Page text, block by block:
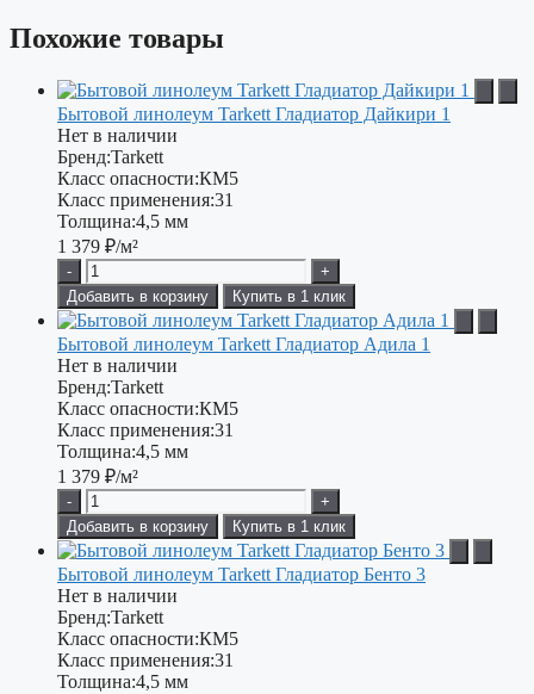
Похожие товары
Бытовой линолеум Tarkett Гладиатор Дайкири 1
Нет в наличии
Бренд:Tarkett
Класс опасности:КМ5
Класс применения:31
Толщина:4,5 мм
1 379 ₽/м²
-
+
Добавить в корзину
Купить в 1 клик
Бытовой линолеум Tarkett Гладиатор Адила 1
Нет в наличии
Бренд:Tarkett
Класс опасности:КМ5
Класс применения:31
Толщина:4,5 мм
1 379 ₽/м²
-
+
Добавить в корзину
Купить в 1 клик
Бытовой линолеум Tarkett Гладиатор Бенто 3
Нет в наличии
Бренд:Tarkett
Класс опасности:КМ5
Класс применения:31
Толщина:4,5 мм